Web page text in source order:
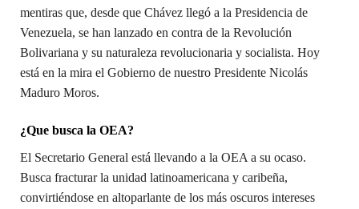
mentiras que, desde que Chávez llegó a la Presidencia de
Venezuela, se han lanzado en contra de la Revolución
Bolivariana y su naturaleza revolucionaria y socialista. Hoy
está en la mira el Gobierno de nuestro Presidente Nicolás
Maduro Moros.
¿Que busca la OEA?
El Secretario General está llevando a la OEA a su ocaso.
Busca fracturar la unidad latinoamericana y caribeña,
convirtiéndose en altoparlante de los más oscuros intereses